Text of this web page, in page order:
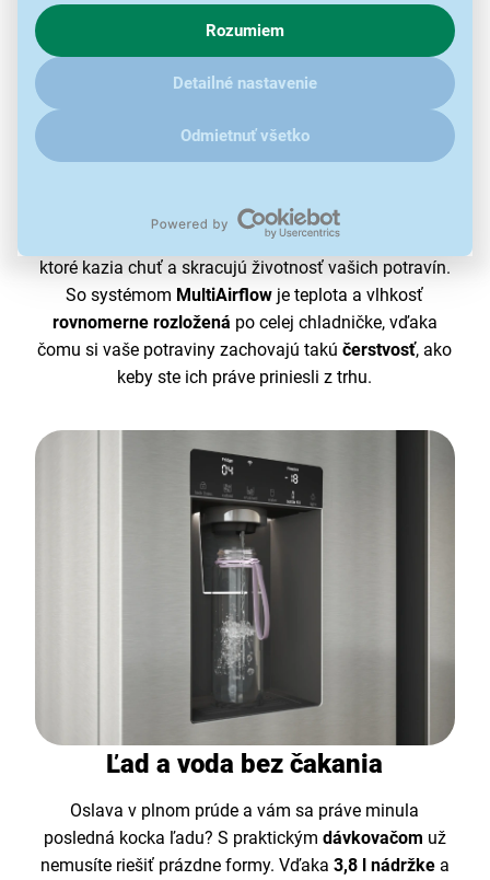
o chovaní na webe pre zobrazovaní cielených reklám.
V prípade že vás zaujímajú detaily, ako u nás s cookies a
ďalšími údaji pracujeme, kliknitesem.
Rozumiem
Detailné nastavenie
Odmietnuť všetko
Doprajte si potraviny
Zabudnite na problémy s nerovnomerným chladením,
ktoré kazia chuť a skracujú životnosť vašich potravín.
So systémom MultiAirflow je teplota a vlhkosť
rovnomerne rozložená po celej chladničke, vďaka
čomu si vaše potraviny zachovajú takúčerstvosť, ako
keby ste ich práve priniesli z trhu.
Ľad a voda bez čakania
Oslava v plnom prúde a vám sa práve minula
posledná kocka ľadu? S praktickým dávkovačom už
nemusíte riešiť prázdne formy. Vďaka 3,8 l nádržkea